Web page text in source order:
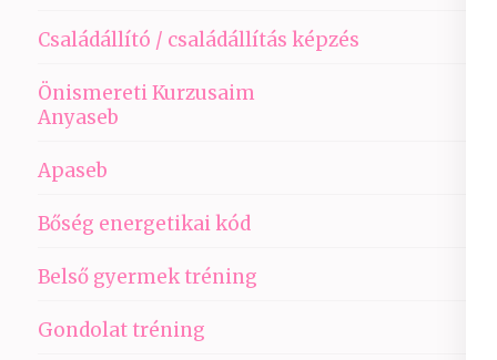
Családállító / családállítás képzés
Önismereti Kurzusaim
Anyaseb
Apaseb
Bőség energetikai kód
Belső gyermek tréning
Gondolat tréning